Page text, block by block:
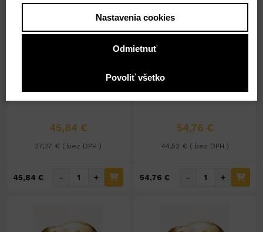
Na sklade 150ks
Podnos pod torty - zlatý -
50
45,84 €
37,27 € ( bez DPH )
45,84 € - +
Na sklade 145ks
Podnos pod torty - zlatý -
34 cm
54,76 €
44,52 € ( bez DPH )
54,76 € - +
Nastavenia cookies
Odmietnuť
Povoliť všetko